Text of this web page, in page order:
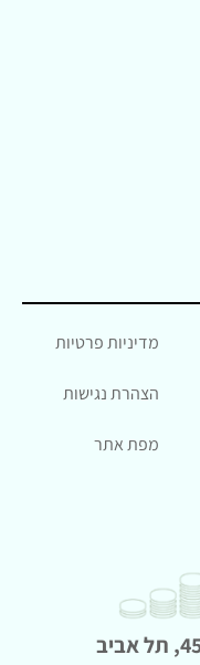
מדיניות פרטיות
הצהרת נגישות
מפת אתר